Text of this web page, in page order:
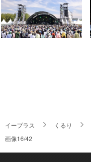
イープラス くるり
画像16/42